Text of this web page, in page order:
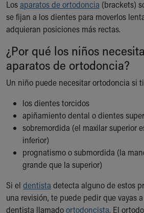
Ronald McDonald House Care Mobile
Health Centers
Symptom Checker
Price Estimates
Family Supports
Sports Health Services Provider for
Find a Pediatrics Location
Find a Pediatrician
MyChart
Make an Appointment
Breastfeeding Medicine
Child Passenger Safety
Safe Sleep
About Akron Children's
Losaparatos de ortodoncia (brackets)
se fijan a los dientes para moverlos
adquieran posiciones más rectas.
¿Por qué los niños
aparatos de ortodoncia?
Un niño puede necesitar ortodoncia si
los dientes torcidos
apiñamiento dental o dientes
sobremordida (el maxilar superior
inferior)
prognatismo o submordida (la
grande que la superior)
Si el dentista detecta alguno de estos
una revisión, te puede pedir que vayas
dentista llamadoortodoncista. El